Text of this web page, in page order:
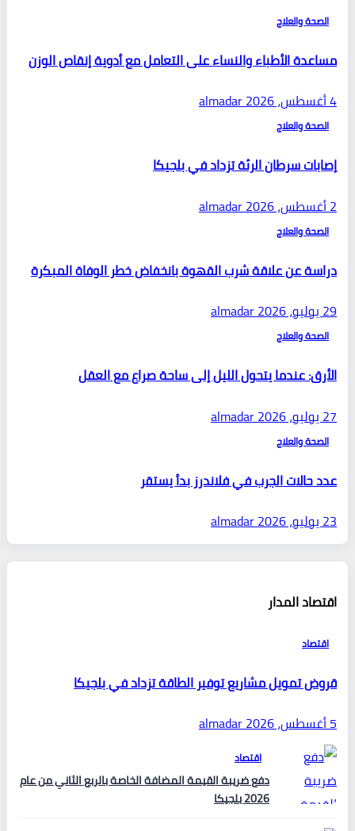
الصحة والعلاج
مساعدة الأطباء والنساء على التعامل مع أدوية إنقاص الوزن
4 أغسطس، 2026
almadar
الصحة والعلاج
إصابات سرطان الرئة تزداد في بلجيكا
2 أغسطس، 2026
almadar
الصحة والعلاج
دراسة عن علاقة شرب القهوة بانخفاض خطر الوفاة المبكرة
29 يوليو، 2026
almadar
الصحة والعلاج
الأرق: عندما يتحول الليل إلى ساحة صراع مع العقل
27 يوليو، 2026
almadar
الصحة والعلاج
عدد حالات الجرب في فلاندرز بدأ يستقر
23 يوليو، 2026
almadar
اقتصاد المدار
اقتصاد
قروض تمويل مشاريع توفير الطاقة تزداد في بلجيكا
5 أغسطس، 2026
almadar
اقتصاد
دفع ضريبة القيمة المضافة الخاصة بالربع الثاني من عام
2026 بلجيكا